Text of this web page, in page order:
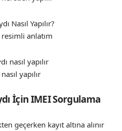
resimli anlatım
yapılır
İçin IMEI Sorgulama
geçerken kayıt altına alınır